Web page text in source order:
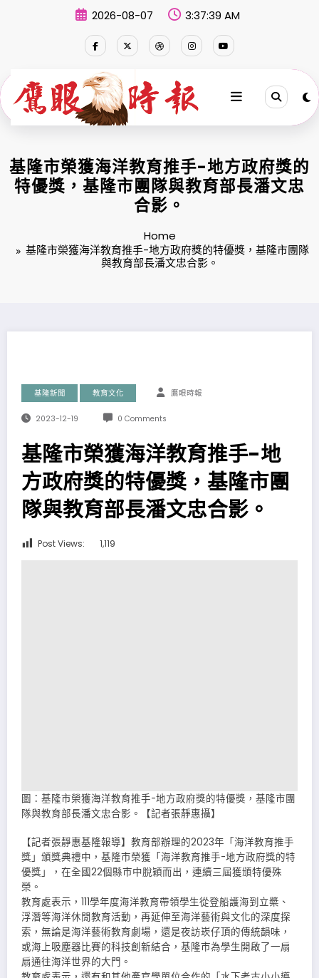
2026-08-07 3:37:39 AM
基隆市榮獲海洋教育推手-地方政府獎的
特優獎，基隆市團隊與教育部長潘文忠
合影。
Home
基隆市榮獲海洋教育推手-地方政府獎的特優獎，基隆市團隊
與教育部長潘文忠合影。
基隆新聞 教育文化 鷹眼時報
2023-12-19 0 Comments
基隆市榮獲海洋教育推手-地
方政府獎的特優獎，基隆市團
隊與教育部長潘文忠合影。
Post Views: 1,119
圖：基隆市榮獲海洋教育推手-地方政府獎的特優獎，基隆市團
隊與教育部長潘文忠合影。【記者張靜惠攝】
【記者張靜惠基隆報導】教育部辦理的2023年「海洋教育推手
獎」頒獎典禮中，基隆市榮獲「海洋教育推手-地方政府獎的特
優獎」，在全國22個縣市中脫穎而出，連續三屆獲頒特優殊
榮。
教育處表示，111學年度海洋教育帶領學生從登船護海到立槳、
浮潛等海洋休閒教育活動，再延伸至海洋藝術與文化的深度探
索，無論是海洋藝術教育劇場，還是夜訪崁仔頂的傳統韻味，
或海上吸塵器比賽的科技創新結合，基隆市為學生開啟了一扇
扇通往海洋世界的大門。